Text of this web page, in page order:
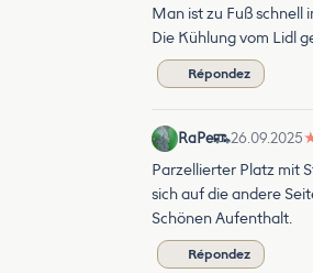
Man ist zu Fuß schnell
Die Kühlung vom Lidl
Répondez
RaPe 26.09.2025
Parzellierter Platz mit
sich auf die andere
Schönen Aufenthalt.
Répondez